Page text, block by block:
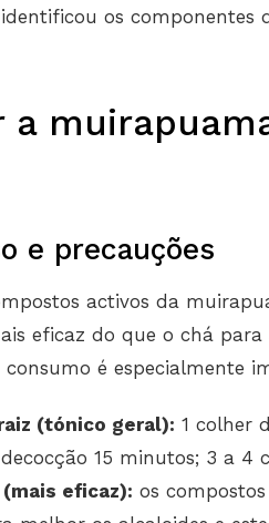
os componentes
a
e precauções
activos da
eficaz do que o chá para
é especialmente
(tónico geral): 1 colher
15 minutos; 3 a 4
eficaz): os